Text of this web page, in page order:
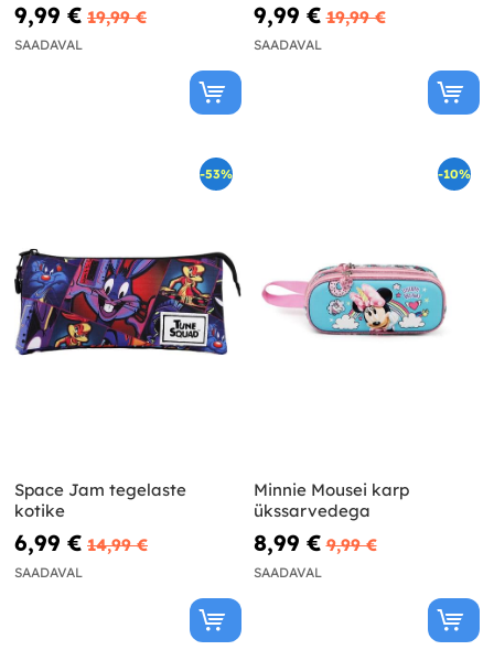
9,99 € 19,99 €
SAADAVAL
9,99 € 19,99 €
SAADAVAL
-53%
Space Jam tegelaste
kotike
6,99 € 14,99 €
SAADAVAL
-10%
Minnie Mousei karp
ükssarvedega
8,99 € 9,99 €
SAADAVAL